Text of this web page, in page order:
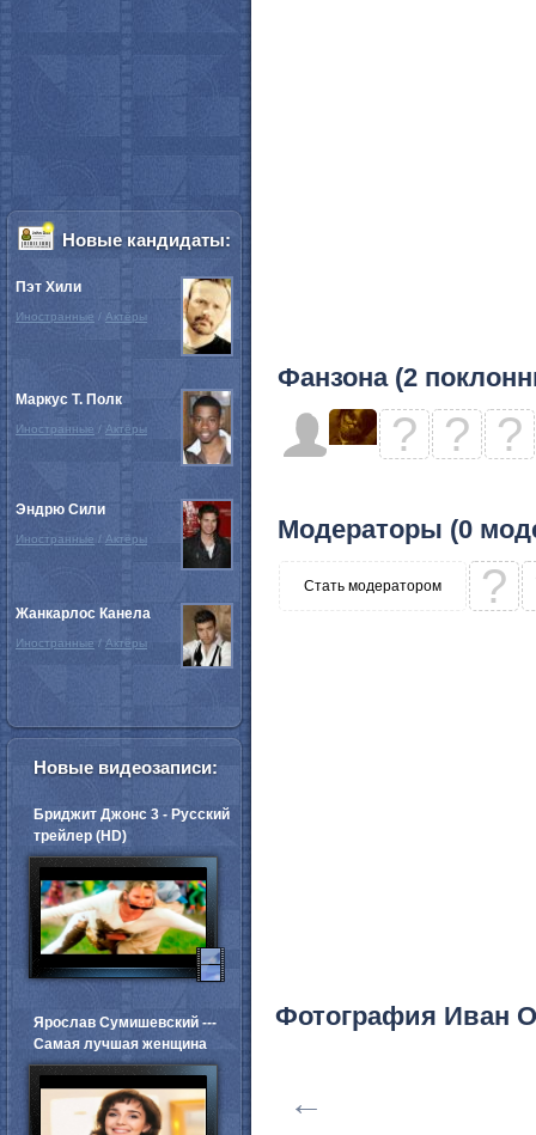
Фанзона (2
? ? ?
Модераторы (0
Стать модератором ?
Фотография Иван
←
Новые кандидаты:
Пэт Хили
Иностранные / Актёры
Маркус Т. Полк
Иностранные / Актёры
Эндрю Сили
Иностранные / Актёры
Жанкарлос Канела
Иностранные / Актёры
Новые видеозаписи:
Бриджит Джонс 3 - Русский
трейлер (HD)
Ярослав Сумишевский ---
Самая лучшая женщина